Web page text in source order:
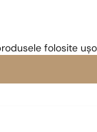
folosite